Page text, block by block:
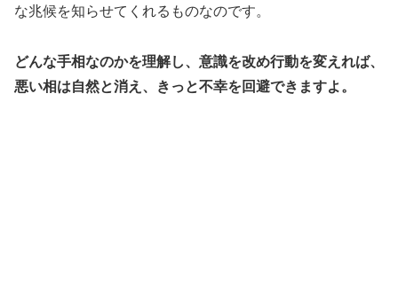
な兆候を知らせてくれるものなのです。
どんな手相なのかを理解し、意識を改め行動を変えれば、
悪い相は自然と消え、きっと不幸を回避できますよ。